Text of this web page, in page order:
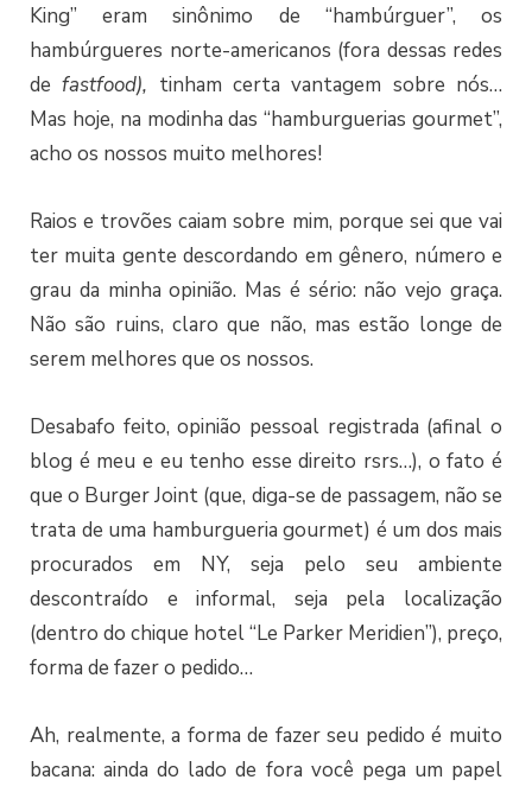
King” eram sinônimo de “hambúrguer”, os
hambúrgueres norte-americanos (fora dessas redes
defastfood), tinham certa vantagem sobre nós…
Mas hoje, na modinha das “hamburguerias gourmet”,
acho os nossos muito melhores!
Raios e trovões caiam sobre mim, porque sei que vai
ter muita gente descordando em gênero, número e
grau da minha opinião. Mas é sério: não vejo graça.
Não são ruins, claro que não, mas estão longe de
serem melhores que os nossos.
Desabafo feito, opinião pessoal registrada (afinal o
blog é meu e eu tenho esse direito rsrs…), o fato é
que o Burger Joint (que, diga-se de passagem, não se
trata de uma hamburgueria gourmet) é um dos mais
procurados em NY, seja pelo seu ambiente
descontraído e informal, seja pela localização
(dentro do chique hotel “Le Parker Meridien”), preço,
forma de fazer o pedido…
Ah, realmente, a forma de fazer seu pedido é muito
bacana: ainda do lado de fora você pega um papel